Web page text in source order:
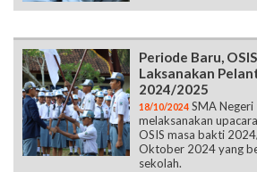
Periode Baru,
Laksanakan
2024/2025
18/10/2024 SMA
melaksanakan
OSIS masa bakti
Oktober 2024 yang
sekolah.